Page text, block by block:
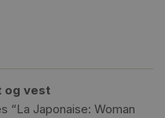
og vest
“La Japonaise: Woman